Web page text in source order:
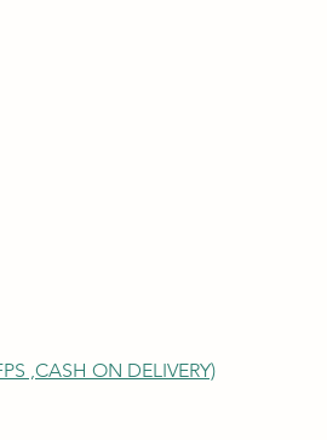
,CASH ON DELIVERY)